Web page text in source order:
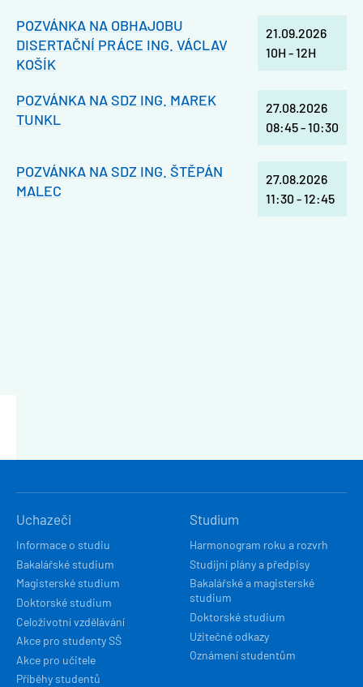
POZVÁNKA NA OBHAJOBU
DISERTAČNÍ PRÁCE ING. VÁCLAV
KOŠÍK
21.09.2026
10H -12H
POZVÁNKA NA SDZ ING. MAREK
TUNKL
27.08.2026
08:45-10:30
POZVÁNKA NA SDZ ING. ŠTĚPÁN
MALEC
27.08.2026
11:30 -12:45
NAVIGACE
Uchazeči
Informace o studiu
Bakalářské studium
Magisterské studium
Doktorské studium
Celoživotní vzdělávání
Akce pro studenty SŠ
Akce pro učitele
Příběhy studentů
Studium
Harmonogram roku a rozvrh
Studijní plány a předpisy
Bakalářské a magisterské
studium
Doktorské studium
Užitečné odkazy
Oznámení studentům